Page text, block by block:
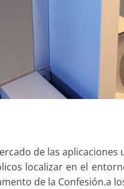
de las
localizar en el
de la Confesión.a